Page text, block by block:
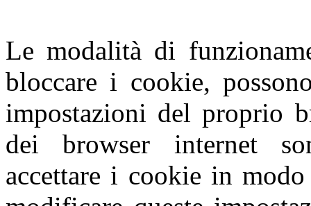
Le modalità di
bloccare i cookie,
impostazioni del proprio
dei browser internet
accettare i cookie in